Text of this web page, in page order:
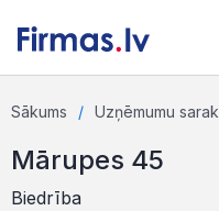
Sākums Uzņēmumu
Mārupes 45
Biedrība